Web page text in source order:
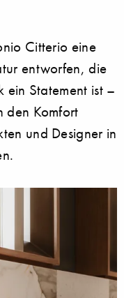
Citterio eine
entworfen, die
ein Statement ist –
den Komfort
und Designer in